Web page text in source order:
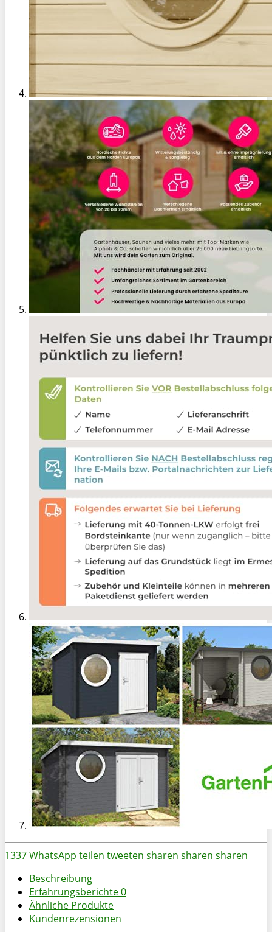
1337WhatsApp teilen tweeten sharen sharen sharen
Beschreibung
Erfahrungsberichte0
Ähnliche Produkte
Kundenrezensionen